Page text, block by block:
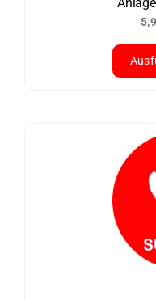
werden
mehrere
auf.
Die
können